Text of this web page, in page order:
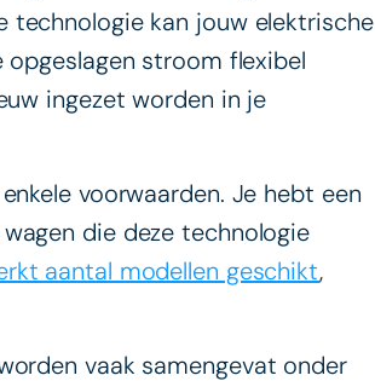
technologie kan jouw elektrische
stroom flexibel
ingezet worden in je
voorwaarden. Je hebt een
die deze technologie
aantal modellen geschikt,
vaak samengevat onder